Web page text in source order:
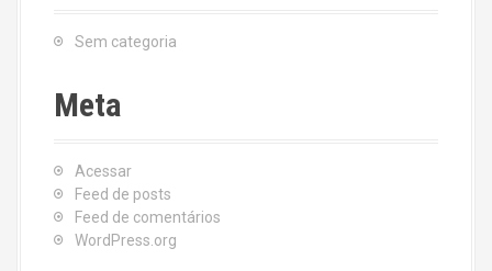
Sem categoria
Meta
Acessar
Feed de posts
Feed de comentários
WordPress.org